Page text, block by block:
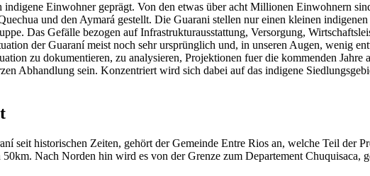
Einwohner geprägt. Von den etwas über acht Millionen Einwohnern
und den Aymará gestellt. Die Guarani stellen nur einen kleinen
Das Gefälle bezogen auf Infrastrukturausstattung, Versorgung,
der Guaraní meist noch sehr ursprünglich und, in unseren Augen, wenig
zu dokumentieren, zu analysieren, Projektionen fuer die kommenden
Abhandlung sein. Konzentriert wird sich dabei auf das indigene
seit historischen Zeiten, gehört der Gemeinde Entre Rios an, welche Teil der
Nach Norden hin wird es von der Grenze zum Departement Chuquisaca,